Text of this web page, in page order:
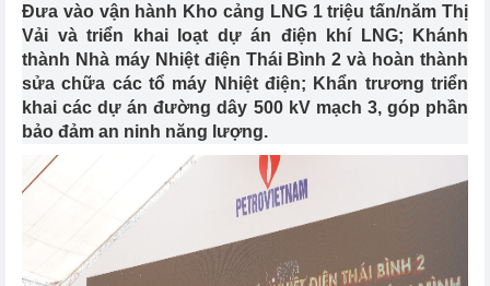
Đưa vào vận hành Kho cảng LNG 1 triệu tấn/năm Thị
Vải và triển khai loạt dự án điện khí LNG; Khánh
thành Nhà máy Nhiệt điện Thái Bình 2 và hoàn thành
sửa chữa các tổ máy Nhiệt điện; Khẩn trương triển
khai các dự án đường dây 500 kV mạch 3, góp phần
bảo đảm an ninh năng lượng.